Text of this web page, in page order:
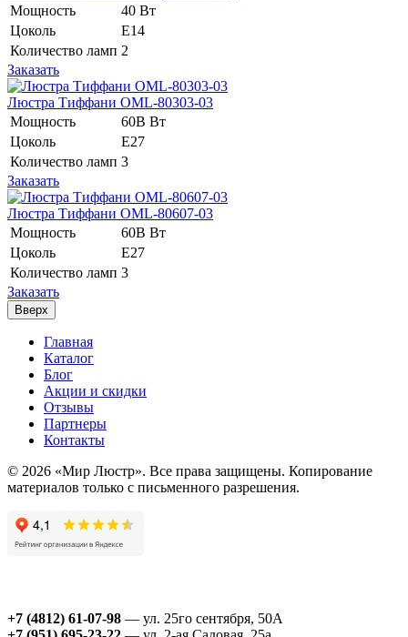
Мощность
40 Вт
Цоколь
Е14
Количество ламп 2
Заказать
Люстра Тиффани OML-80303-03
Мощность
60В Вт
Цоколь
E27
Количество ламп 3
Заказать
Люстра Тиффани OML-80607-03
Мощность
60В Вт
Цоколь
E27
Количество ламп 3
Заказать
Вверх
Главная
Каталог
Блог
Акции и скидки
Отзывы
Партнеры
Контакты
© 2026 «Мир Люстр». Все права защищены. Копирование
материалов только с письменного разрешения.
+7 (4812) 61-07-98 — ул. 25го сентября, 50А